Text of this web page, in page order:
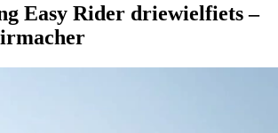
Easy Rider driewielfiets –